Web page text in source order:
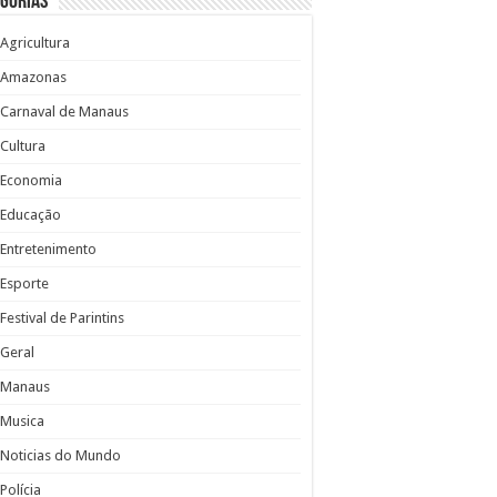
Agricultura
Amazonas
Carnaval de Manaus
Cultura
Economia
Educação
Entretenimento
Esporte
Festival de Parintins
Geral
Manaus
Musica
Noticias do Mundo
Polícia